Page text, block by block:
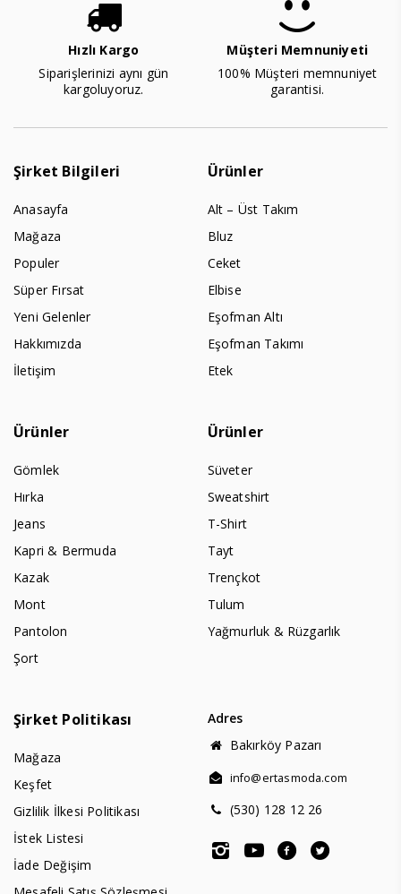
Hızlı Kargo
Siparişlerinizi aynı gün
kargoluyoruz.
Müşteri Memnuniyeti
100% Müşteri memnuniyet
garantisi.
Şirket Bilgileri
Anasayfa
Mağaza
Populer
Süper Fırsat
Yeni Gelenler
Hakkımızda
İletişim
Ürünler
Alt – Üst Takım
Bluz
Ceket
Elbise
Eşofman Altı
Eşofman Takımı
Etek
Ürünler
Gömlek
Hırka
Jeans
Kapri & Bermuda
Kazak
Mont
Pantolon
Şort
Ürünler
Süveter
Sweatshirt
T-Shirt
Tayt
Trençkot
Tulum
Yağmurluk & Rüzgarlık
Şirket Politikası
Mağaza
Keşfet
Gizlilik İlkesi Politikası
İstek Listesi
İade Değişim
Adres
Bakırköy Pazarı
info@ertasmoda.com
(530) 128 12 26